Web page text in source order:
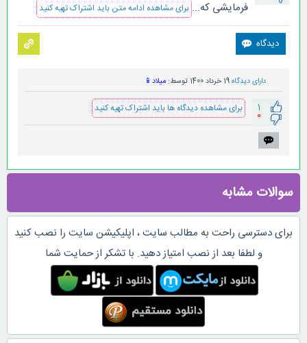
فرمایشی که... برای مشاهده ادامه متن باید اشتراک تهیه کنید
دارای دیدگاه19 خرداد 1400 توسط: میلاد 📱
1
0 برای مشاهده دیدگاه ها باید اشتراک تهیه کنید
سوالات مشابه
برای دسترسی راحت به مطالب سایت ، اپلیکیشن سایت را نصب کنید
و لطفا بعد از نصب امتیاز دهید. با تشکر از حمایت شما